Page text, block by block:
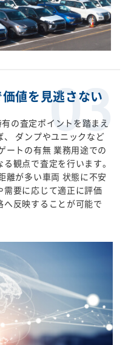
値を見逃さない
の査定ポイントを踏まえ
、 ダンプやユニックなど
ートの有無 業務用途での
観点で査定を行います。
離が多い車両 状態に不安
需要に応じて適正に評価
へ反映することが可能で